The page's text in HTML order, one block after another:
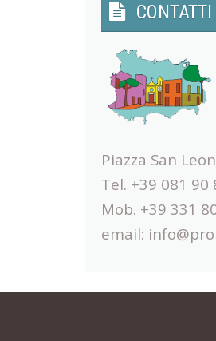
CONTATTI
Piazza San
Tel. +39 081 90
Mob. +39 331
email: